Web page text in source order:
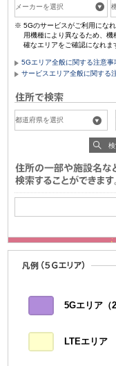
5Gのサービスがご利用にな
用機種により異なるため、
確なエリアをご確認になれま
5Gエリア全般に関する注意事
サービスエリア全般に関する
5Gエリア（
LTEエリア